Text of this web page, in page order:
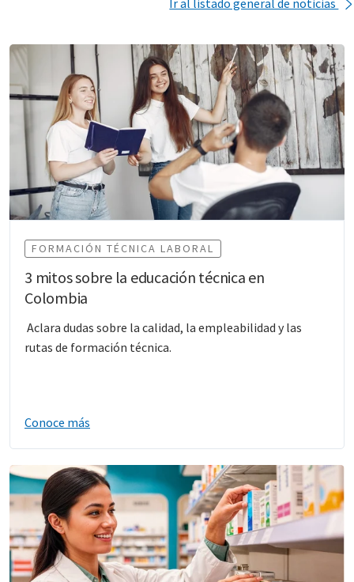
FORMACIÓN TÉCNICA LABORAL
3 mitos sobre la educación técnica en
Colombia
Aclara dudas sobre la calidad, la empleabilidad y las
rutas de formación técnica.
Conoce más